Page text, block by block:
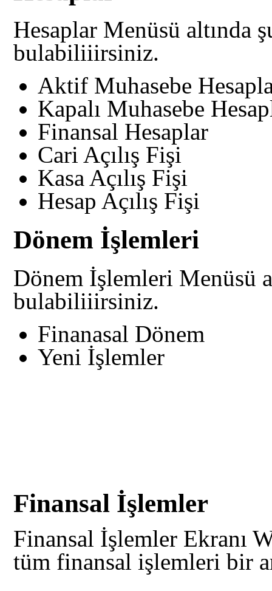
Hesaplar Menüsü altında
bulabiliiirsiniz.
Aktif Muhasebe
Kapalı Muhasebe
Finansal Hesaplar
Cari Açılış Fişi
Kasa Açılış Fişi
Hesap Açılış Fişi
Dönem İşlemleri
Dönem İşlemleri Menüsü
bulabiliiirsiniz.
Finanasal Dönem
Yeni İşlemler
Finansal İşlemler
Finansal İşlemler Ekranı
tüm finansal işlemleri bir